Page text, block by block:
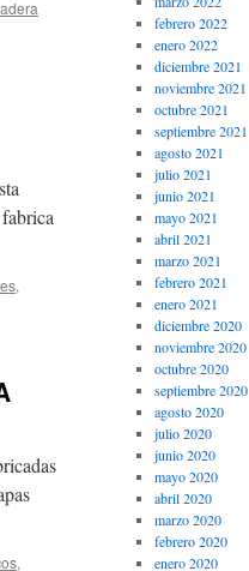
,
,
febrero 2022
enero 2022
diciembre 2021
noviembre 2021
octubre 2021
septiembre 2021
agosto 2021
julio 2021
junio 2021
mayo 2021
abril 2021
marzo 2021
febrero 2021
enero 2021
diciembre 2020
noviembre 2020
octubre 2020
septiembre 2020
agosto 2020
julio 2020
junio 2020
mayo 2020
abril 2020
marzo 2020
febrero 2020
enero 2020